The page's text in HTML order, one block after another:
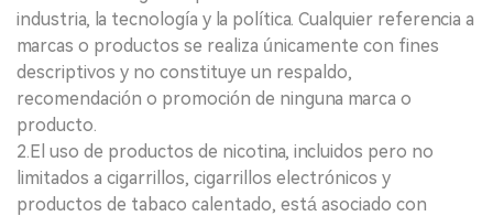
industria, la tecnología y la política. Cualquier referencia a
marcas o productos se realiza únicamente con fines
descriptivos y no constituye un respaldo,
recomendación o promoción de ninguna marca o
producto.
2.El uso de productos de nicotina, incluidos pero no
limitados a cigarrillos, cigarrillos electrónicos y
productos de tabaco calentado, está asociado con